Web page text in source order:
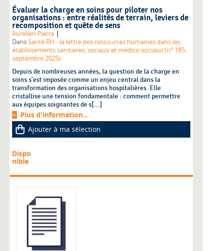
Évaluer la charge en soins pour piloter nos
organisations : entre réalités de terrain, leviers de
recomposition et quête de sens
Aurélien Pierre |
DansSanté RH - la lettre des ressources humaines dans les
établissements sanitaires, sociaux et médico-sociaux (n° 185,
septembre 2025)
Depuis de nombreuses années, la question de la charge en
soins s'est imposée comme un enjeu central dans la
transformation des organisations hospitalières. Elle
cristallise une tension fondamentale : comment permettre
aux équipes soignantes de s[...]
Plus d'information...
Ajouter à ma sélection
Dispo
nible